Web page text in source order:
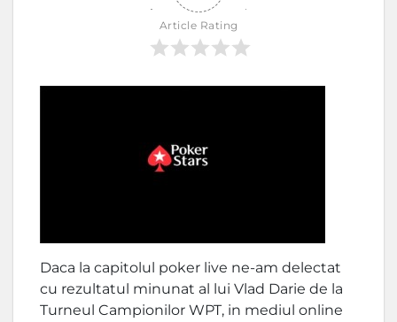
Article Rating
Daca la capitolul poker live ne-am delectat
cu rezultatul minunat al lui Vlad Darie de la
Turneul Campionilor WPT, in mediul online